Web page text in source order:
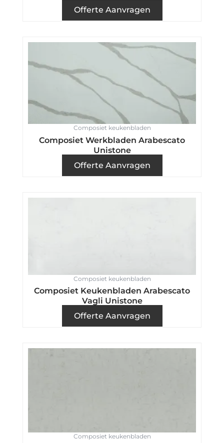
Offerte Aanvragen
Composiet keukenbladen
Composiet Werkbladen Arabescato
Unistone
Offerte Aanvragen
Composiet keukenbladen
Composiet Keukenbladen Arabescato
Vagli Unistone
Offerte Aanvragen
Composiet keukenbladen